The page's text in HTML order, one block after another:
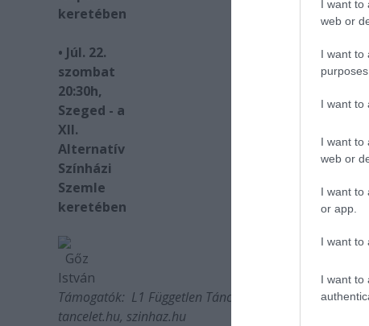
I want to
web or
I want to
purposes.
I want to
I want to
web or
I want to
or app.
I want to
I want to
keretében
• Júl. 22.
szombat
20:30h,
Szeged - a
XII.
Alternatív
Színházi
Szemle
keretében
Gőz
István
Támogatók: L1 Független Táncművészek Társulása,
tancelet.hu, szinhaz.hu